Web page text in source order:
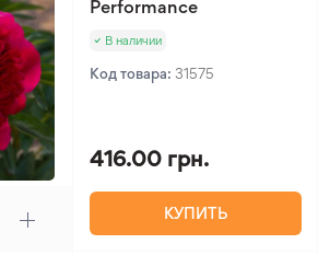
Performance
В наличии
Код товара: 31575
416.00 грн.
КУПИТЬ